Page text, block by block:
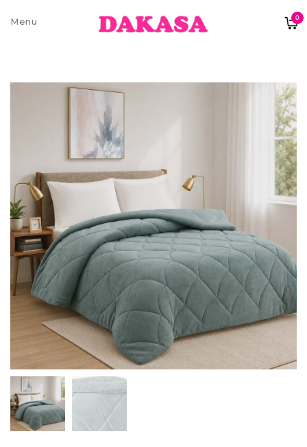
0
Sobre nós
Pagamentos e Envios
Trocas e Devoluções
Termos e condições
Política de Privacidade